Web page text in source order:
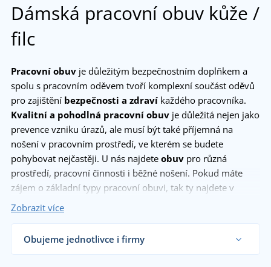
Dámská pracovní obuv kůže /
filc
Pracovní obuv je důležitým bezpečnostním doplňkem a
spolu s pracovním oděvem tvoří komplexní součást oděvů
pro zajištění bezpečnosti a zdraví každého pracovníka.
Kvalitní a pohodlná pracovní obuv je důležitá nejen jako
prevence vzniku úrazů, ale musí být také příjemná na
nošení v pracovním prostředí, ve kterém se budete
pohybovat nejčastěji. U nás najdete obuv pro různá
prostředí, pracovní činnosti i běžné nošení. Pokud máte
zájem o základní typy pracovní obuvi, tak ty najdete v
kategorii
kotníková pracovní obuv
chtějí vypadat stylově i na stavbě nabízíme moderní
Zobrazit více
Obujeme jednotlivce i firmy